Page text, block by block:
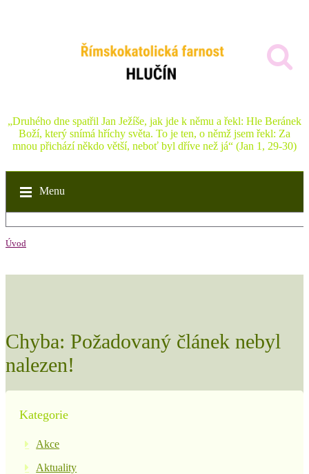
„Druhého dne spatřil Jan Ježíše, jak jde k němu a řekl: Hle Beránek
Boží, který snímá hříchy světa. To je ten, o němž jsem řekl: Za
mnou přichází někdo větší, neboť byl dříve než já“ (Jan 1, 29-30)
Menu
Úvod
Chyba: Požadovaný článek nebyl
nalezen!
Kategorie
Akce
Aktuality